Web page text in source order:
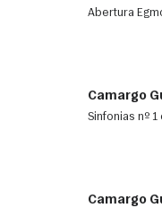
Abertura
Camargo
Sinfonias nº
Camargo